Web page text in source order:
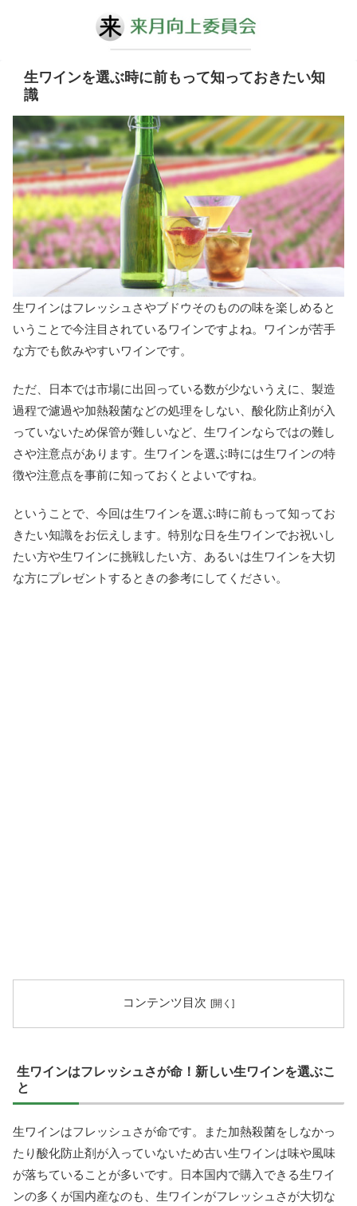
生ワインを選ぶ時に前もって知っておきたい知
識
生ワインはフレッシュさやブドウそのものの味を楽しめると
いうことで今注目されているワインですよね。ワインが苦手
な方でも飲みやすいワインです。
ただ、日本では市場に出回っている数が少ないうえに、製造
過程で濾過や加熱殺菌などの処理をしない、酸化防止剤が入
っていないため保管が難しいなど、生ワインならではの難し
さや注意点があります。生ワインを選ぶ時には生ワインの特
徴や注意点を事前に知っておくとよいですね。
ということで、今回は生ワインを選ぶ時に前もって知ってお
きたい知識をお伝えします。特別な日を生ワインでお祝いし
たい方や生ワインに挑戦したい方、あるいは生ワインを大切
な方にプレゼントするときの参考にしてください。
コンテンツ目次
生ワインはフレッシュさが命！新しい生ワインを選ぶこ
と
生ワインはフレッシュさが命です。また加熱殺菌をしなかっ
たり酸化防止剤が入っていないため古い生ワインは味や風味
が落ちていることが多いです。日本国内で購入できる生ワイ
ンの多くが国内産なのも、生ワインがフレッシュさが大切な